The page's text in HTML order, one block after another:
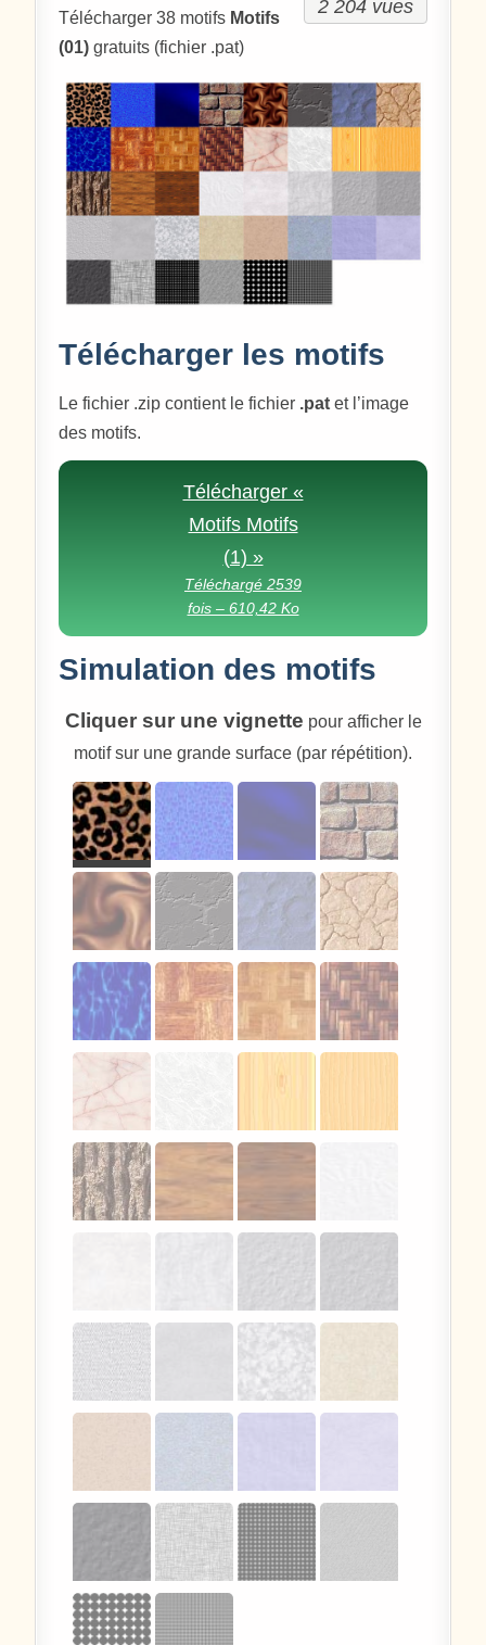
2 204 vues
Télécharger 38 motifs Motifs
(01) gratuits (fichier .pat)
Télécharger les motifs
Le fichier .zip contient le fichier .pat et l’image
des motifs.
Télécharger «
Motifs Motifs
(1) »
Téléchargé 2539
fois – 610,42 Ko
Simulation des motifs
Cliquer sur une vignette pour afficher le
motif sur une grande surface (par répétition).